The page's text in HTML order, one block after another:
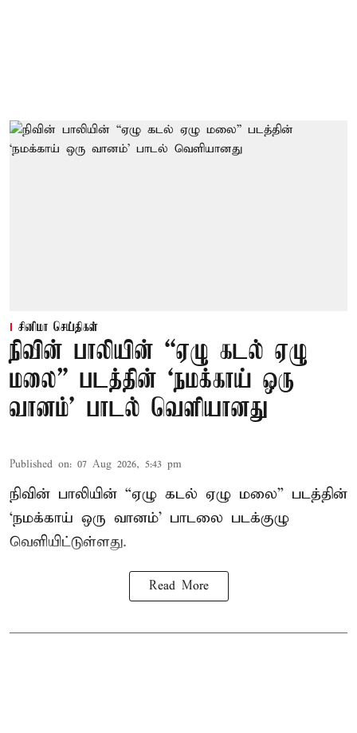
சினிமா செய்திகள்
நிவின் பாலியின் “ஏழு கடல் ஏழு
மலை” படத்தின் ‘நமக்காய் ஒரு
வானம்’ பாடல் வெளியானது
Published on: 07 Aug 2026, 5:43 pm
நிவின் பாலியின் “ஏழு கடல் ஏழு மலை” படத்தின்
‘நமக்காய் ஒரு வானம்’ பாடலை படக்குழு
வெளியிட்டுள்ளது.
Read More